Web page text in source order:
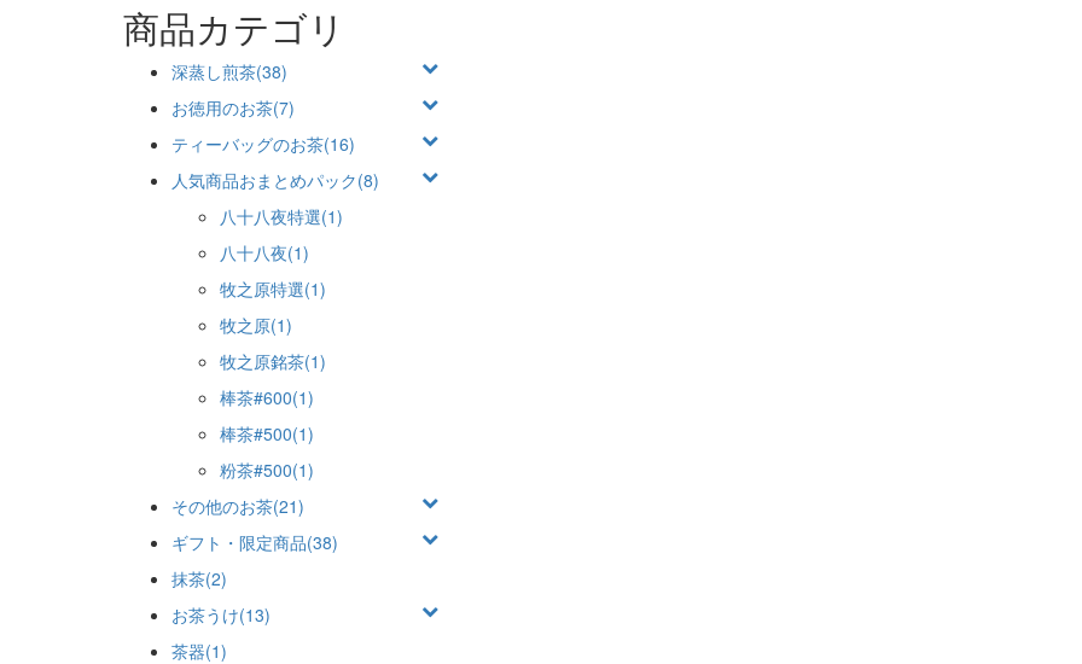
商品カテゴリ
深蒸し煎茶(38)
お徳用のお茶(7)
ティーバッグのお茶(16)
人気商品おまとめパック(8)
八十八夜特選(1)
八十八夜(1)
牧之原特選(1)
牧之原(1)
牧之原銘茶(1)
棒茶#600(1)
棒茶#500(1)
粉茶#500(1)
その他のお茶(21)
ギフト・限定商品(38)
抹茶(2)
お茶うけ(13)
茶器(1)